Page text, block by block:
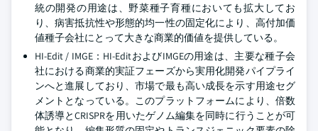
統の開発の用途は、野菜種子育種においても拡大してお
り、病害抵抗性や形態的均一性の固定化により、高付加価
値種子会社にとって大きな商業的価値を提供している。
HI-Edit / IMGE：HI-EditおよびIMGEの用途は、主要な種子会
社における商業的実証フェーズから実用化開発パイプライ
ンへと進展しており、市場で最も高い成長を示す用途セグ
メントとなっている。このプラットフォームにより、倍数
体誘導とCRISPRを用いたゲノム編集を同時に行うことが可